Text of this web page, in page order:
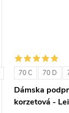
70 C 70 D
Dámska
korzetová -